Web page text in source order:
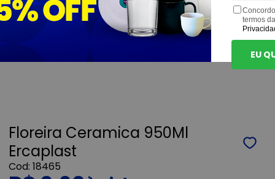
Floreira Ceramica 950Ml
Ercaplast
18465
termos
EU